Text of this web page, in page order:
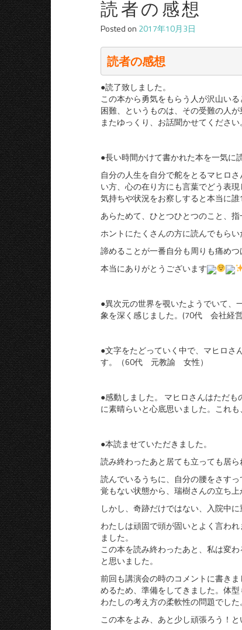
読者の感想
Posted on 2017年10月3日
読者の感想
●読了致しました。
この本から勇気をもらう人が沢山い
困難、というものは、その受難の人
またゆっくり、お話聞かせてくださ
●長い時間かけて書かれた本を一気に
自分の人生を自分で舵をとるマヒロ
い方、心の在り方にも言葉でどう表
気持ちや状況をお察しすると本当に
あらためて、ひとつひとつのこと、
ホントにたくさんの方に読んでもら
諦めることが一番自分も周りも痛め
本当にありがとうございます
●異次元の世界を覗いたようでいて、一
象を深く感じました。(70代 会社経
●文字をたどっていく中で、マヒロさ
す。（60代 元教諭 女性）
●感動しました。 マヒロさんはただ
に素晴らいと心底思いました。これ
●本読ませていただきました。
読み終わったあと居ても立っても居
読んでいるうちに、自分の腰をさす
覚もない状態から、瑞樹さんの立ち
しかし、奇跡だけではない、入院中
わたしは頑固で頭が固いとよく言わ
ました。
この本を読み終わったあと、私は変
と思いました。
前回も講演会の時のコメントに書き
めるため、準備をしてきました。体
わたしの考え方の柔軟性の問題でした。
この本をよみ、あと少し頑張ろう！